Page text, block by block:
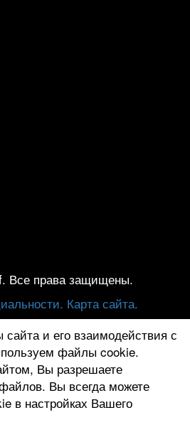
Все права защищены.
Карта сайта.
и его взаимодействия с
файлы cookie.
Вы разрешаете
Вы всегда можете
в настройках Вашего